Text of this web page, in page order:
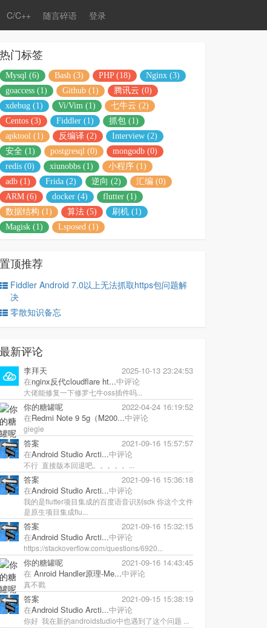
C/C++ 随言碎语 登录
热门标签
Mysql (6) Bash (3) PHP (18)
Nginx (3)
goaccess (1)
Github (1)
腾讯云 (0)
xdebug (1)
Vi/Vim (1)
七牛云 (2)
Centos (3)
Fiddler (1)
抓包 (1)
apktool (1)
反编译 (2)
Interview (2)
安全 (1)
postgresql (0)
mongodb (0)
redis (0)
xiunobbs (1)
小程序 (1)
adb (1)
Frida (2) 逆向 (2)
汇编 (0)
ARM (6)
docker (4)
flutter (1)
数据结构 (1)
算法 (5)
刷机 (1)
Magisk (1)
Lsposed (1)
置顶推荐
Fiddler Android 7.0以上无法抓取https包问题解
决
零散知识备忘
最新评论
李拜天
2025-10-13 23:24:53
在nginx反代cloudflare ht...中评论
大佬能修复一下修罗七牛oss插件吗...
你的糖罐呢
2022-04-24 16:19:52
在Redmi Note 9 5g（M200...中评论
giegie
答案
2021-09-16 15:57:57
在Android Studio Arcti...中评论
不行 直接版本回退吧。。。。。...
答案
2021-09-16 15:36:18
在Android Studio Arcti...中评论
我的是flutter项目集成的百度语音识别sdk 你这个文件
是原生项目集成flu...
答案
2021-09-16 15:32:15
在Android Studio Arcti...中评论
https://stackoverflow.com/questions/6920...
你的糖罐呢
2021-09-16 14:43:45
在 Anroid Handler原理-Me...中评论
真不戳
答案
2021-09-15 15:38:19
在Android Studio Arcti...中评论
你好 我在新的androidstudio中也遇到了这个问题 ...